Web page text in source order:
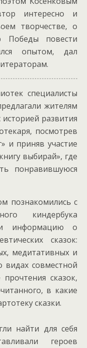
интересно и
творчестве, о
повести
опытом, дал
специалисты
жителям
развития
посмотрев
и приняв участие
выбирай», где
понравившуюся
познакомились с
киндербука
информацию о
сказок:
медитативных и
видах совместной
сказок,
в какие
сказки.
найти для себя
героев